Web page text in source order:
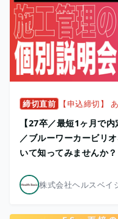
締切直前 【申込締切】
【27卒／最短1ヶ月で
／ブルーワーカービリ
いて知ってみませんか？
株式会社ヘルスベイ